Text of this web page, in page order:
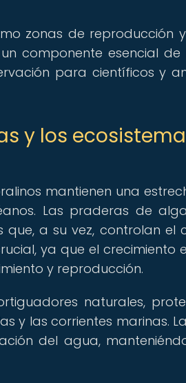
zonas de reproducción
componente esencial
para científicos y
y los
mantienen una
Las praderas de
a su vez, controlan el
ya que el crecimiento
y reproducción.
naturales,
y las corrientes marinas.
del agua,